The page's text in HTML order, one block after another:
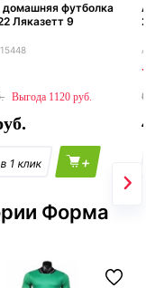
домашняя футболка
Ляказетт 9
1120
+
Форма